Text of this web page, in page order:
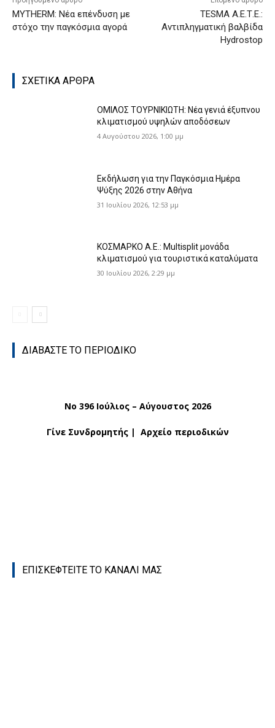
MYTHERM: Νέα επένδυση με
στόχο την παγκόσμια αγορά
ΤΕSΜΑ Α.Ε.Τ.Ε.:
Αντιπληγματική βαλβίδα
Hydrostop
ΣΧΕΤΙΚΑ ΑΡΘΡΑ
ΟΜΙΛΟΣ ΤΟΥΡΝΙΚΙΩΤΗ: Νέα γενιά έξυπνου
κλιματισμού υψηλών αποδόσεων
4 Αυγούστου 2026, 1:00 μμ
Εκδήλωση για την Παγκόσμια Ημέρα
Ψύξης 2026 στην Αθήνα
31 Ιουλίου 2026, 12:53 μμ
ΚΟΣΜΑΡΚΟ Α.Ε.: Multisplit μονάδα
κλιματισμού για τουριστικά καταλύματα
30 Ιουλίου 2026, 2:29 μμ
ΔΙΑΒΑΣΤΕ ΤΟ ΠΕΡΙΟΔΙΚΟ
No 396 Ιούλιος – Αύγουστος 2026
Γίνε Συνδρομητής| Αρχείο περιοδικών
ΕΠΙΣΚΕΦΤΕΙΤΕ ΤΟ ΚΑΝΑΛΙ ΜΑΣ